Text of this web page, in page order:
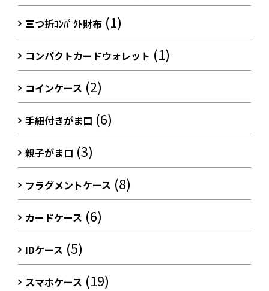
三つ折ｺﾝﾊﾟｸﾄ財布 (1)
コンパクトカードウォレット (1)
コインケース (2)
手紐付きがま口 (6)
親子がま口 (3)
フラグメントケース (8)
カードケース (6)
IDケース (5)
スマホケース (19)